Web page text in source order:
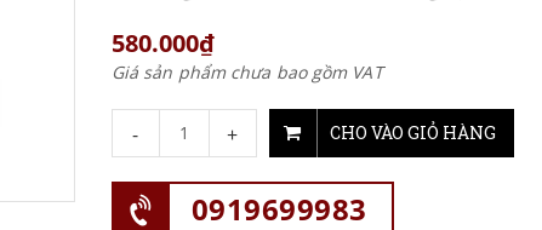
580.000₫
Giá sản phẩm chưa bao gồm VAT
- + CHO VÀO GIỎ HÀNG
0919699983